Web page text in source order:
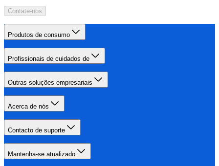
Contate-nos
Produtos de consumo
Profissionais de cuidados de
Outras soluções empresariais
Acerca de nós
Contacto de suporte
Mantenha-se atualizado